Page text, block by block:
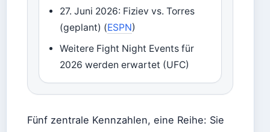
27. Juni 2026: Fiziev vs. Torres
(geplant) (ESPN)
Weitere Fight Night Events für
2026 werden erwartet (UFC)
Fünf zentrale Kennzahlen, eine Reihe: Sie